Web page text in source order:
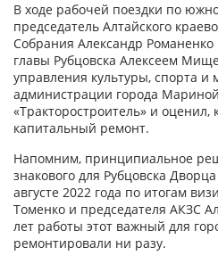
В ходе рабочей поездки по
председатель Алтайского
Собрания Александр Романенко
главы Рубцовска Алексеем
управления культуры, спорта и
администрации города
«Тракторостроитель» и оценил,
капитальный ремонт.
Напомним, принципиальное
знакового для Рубцовска
августе 2022 года по итогам
Томенко и председателя АКЗС
лет работы этот важный для
ремонтировали ни разу.